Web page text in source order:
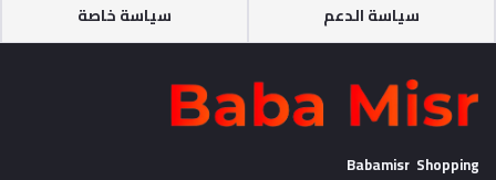
سياسة الدعم سياسة خاصة
Babamisr Shopping